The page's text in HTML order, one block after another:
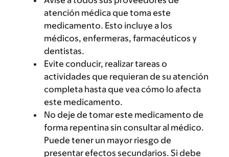
atención médica que toma este
medicamento. Esto incluye a los
médicos, enfermeras, farmacéuticos y
dentistas.
Evite conducir, realizar tareas o
actividades que requieran de su atención
completa hasta que vea cómo lo afecta
este medicamento.
No deje de tomar este medicamento de
forma repentina sin consultar al médico.
Puede tener un mayor riesgo de
presentar efectos secundarios. Si debe